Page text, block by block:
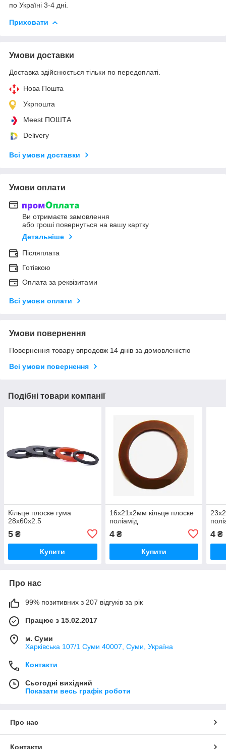
по Україні 3-4 дні.
Приховати
Умови доставки
Доставка здійснюється тільки по передоплаті.
Нова Пошта
Укрпошта
Meest ПОШТА
Delivery
Всі умови доставки
Умови оплати
Ви отримаєте замовлення
або гроші повернуться на вашу картку
Детальніше
Післяплата
Готівкою
Оплата за реквізитами
Всі умови оплати
Умови повернення
Повернення товару впродовж 14 днів за домовленістю
Всі умови повернення
Подібні товари компанії
Кільце плоске гума
28х60х2.5
5 ₴
Купити
16х21х2мм кільце плоске
поліамід
4₴
Купити
4 ₴
Про нас
99% позитивних з 207 відгуків за рік
Працює з 15.02.2017
м. Суми
Харківська 107/1 Суми 40007, Суми, Україна
Контакти
Сьогодні вихідний
Показати весь графік роботи
Про нас
Контакти